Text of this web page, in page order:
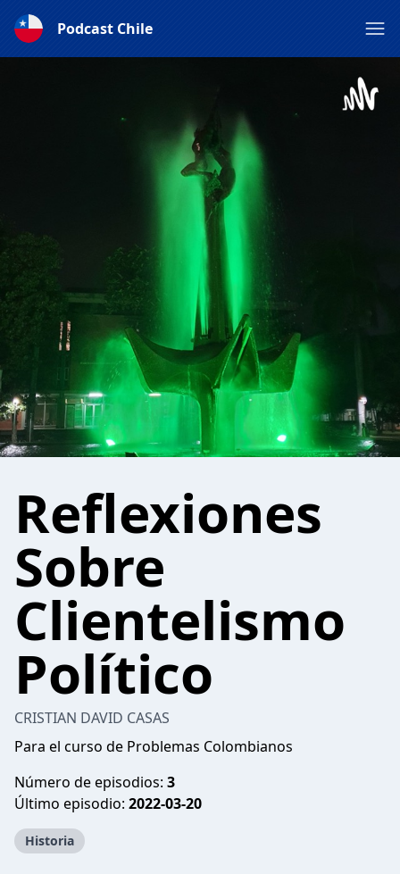
Podcast Chile
Reflexiones
Sobre
Clientelismo
Político
CRISTIAN DAVID CASAS
Para el curso de Problemas Colombianos
Número de episodios: 3
Último episodio: 2022-03-20
Historia